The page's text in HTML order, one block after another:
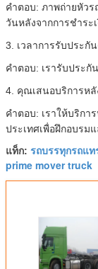
คำตอบ: ภาพถ่ายหัวร
วันหลังจากการชำระ
3. เวลาการรับประกั
คำตอบ: เรารับประ
4. คุณเสนอบริการหลั
คำตอบ: เราให้บริกา
ประเทศเพื่อฝึกอบรม
แท็ก: รถบรรทุกรถแท
prime mover truck